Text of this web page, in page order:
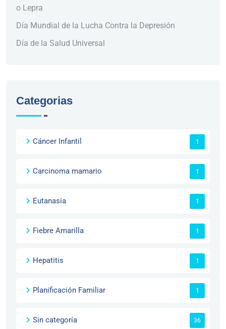
o Lepra
Día Mundial de la Lucha Contra la Depresión
Día de la Salud Universal
Categorias
Cáncer Infantil 1
Carcinoma mamario 1
Eutanasia 1
Fiebre Amarilla 1
Hepatitis 1
Planificación Familiar 1
Sin categoría 36